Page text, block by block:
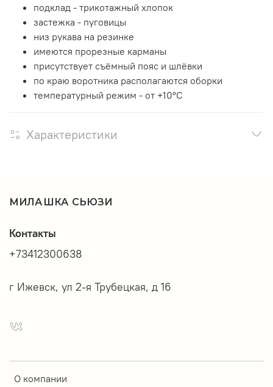
подклад - трикотажный хлопок
застежка - пуговицы
низ рукава на резинке
имеются прорезные карманы
присутствует съёмный пояс и шлёвки
по краю воротника располагаются оборки
температурный режим - от +10°C
Характеристики
МИЛАШКА СЬЮЗИ
О компании
Контакты
+73412300638
г Ижевск, ул 2-я Трубецкая, д 16